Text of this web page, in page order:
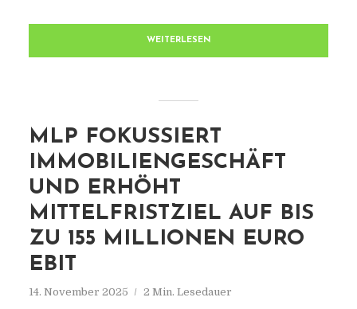
WEITERLESEN
MLP FOKUSSIERT
IMMOBILIENGESCHÄFT
UND ERHÖHT
MITTELFRISTZIEL AUF BIS
ZU 155 MILLIONEN EURO
EBIT
14. November 2025 2 Min. Lesedauer